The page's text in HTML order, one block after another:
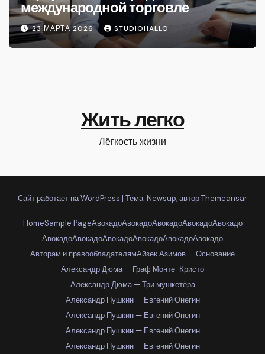
международной торговле
23 МАРТА 2026 STUDIOHALLO_
Жить легко
Лёгкость жизни
Сайт работает на WordPress | Тема: Newsup, авторThemeansar
HomeSample PageАвокадоАвокадоАвокадоАвокадоАвокадо
АвокадоАвокадоАвокадоАвокадоАвокадоАвокадо
Авторам и правообладателямАйзек Азимов — Основание
Александр Дюма — Граф Монте-Кристо
Александр Дюма — Три мушкетёра
Александр Пушкин — Евгений Онегин
Александр Пушкин — Евгений Онегин
Александр Пушкин — Евгений Онегин
Александр Пушкин — Евгений Онегин